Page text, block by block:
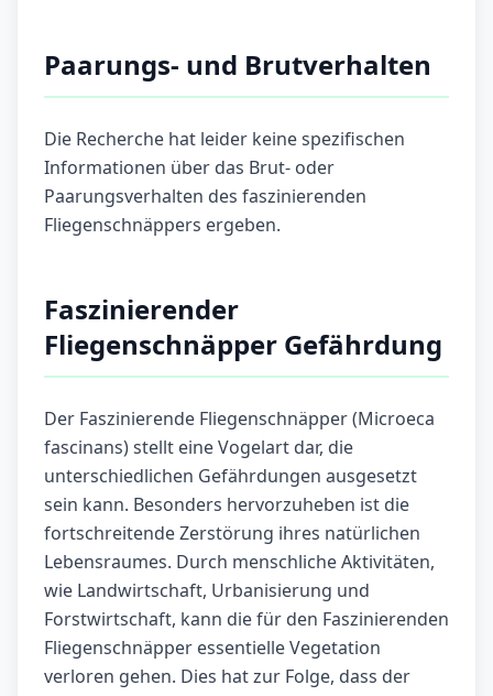
Paarungs- und Brutverhalten
Die Recherche hat leider keine spezifischen
Informationen über das Brut- oder
Paarungsverhalten des faszinierenden
Fliegenschnäppers ergeben.
Faszinierender
Fliegenschnäpper Gefährdung
Der Faszinierende Fliegenschnäpper (Microeca
fascinans) stellt eine Vogelart dar, die
unterschiedlichen Gefährdungen ausgesetzt
sein kann. Besonders hervorzuheben ist die
fortschreitende Zerstörung ihres natürlichen
Lebensraumes. Durch menschliche Aktivitäten,
wie Landwirtschaft, Urbanisierung und
Forstwirtschaft, kann die für den Faszinierenden
Fliegenschnäpper essentielle Vegetation
verloren gehen. Dies hat zur Folge, dass der